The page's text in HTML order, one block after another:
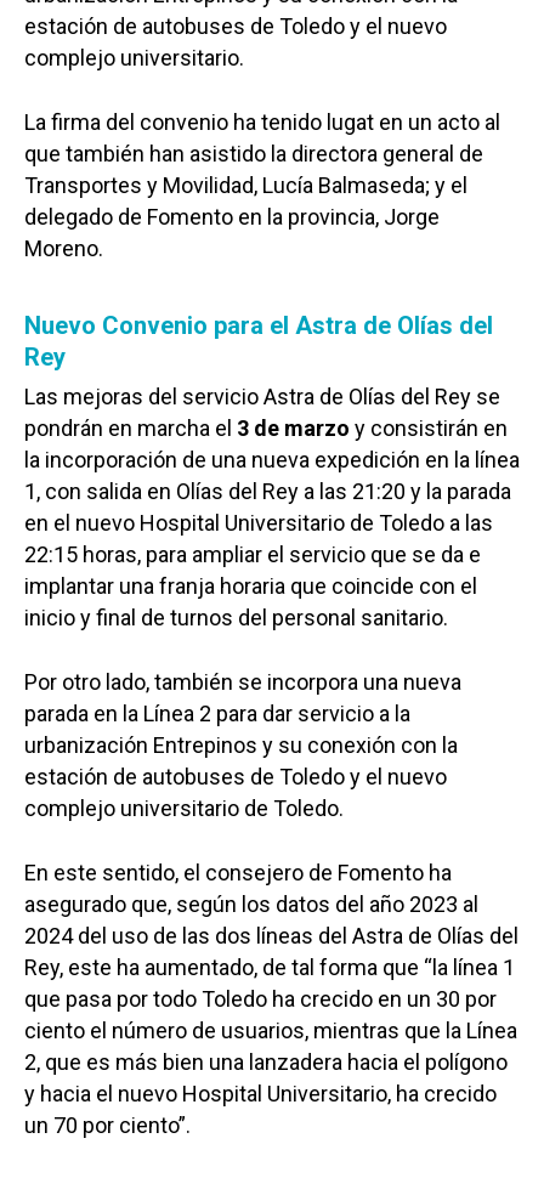
estación de autobuses de Toledo y el nuevo
complejo universitario.
La firma del convenio ha tenido lugat en un acto al
que también han asistido la directora general de
Transportes y Movilidad, Lucía Balmaseda; y el
delegado de Fomento en la provincia, Jorge
Moreno.
Nuevo Convenio para el Astra de Olías del
Rey
Las mejoras del servicio Astra de Olías del Rey se
pondrán en marcha el 3 de marzo y consistirán en
la incorporación de una nueva expedición en la línea
1, con salida en Olías del Rey a las 21:20 y la parada
en el nuevo Hospital Universitario de Toledo a las
22:15 horas, para ampliar el servicio que se da e
implantar una franja horaria que coincide con el
inicio y final de turnos del personal sanitario.
Por otro lado, también se incorpora una nueva
parada en la Línea 2 para dar servicio a la
urbanización Entrepinos y su conexión con la
estación de autobuses de Toledo y el nuevo
complejo universitario de Toledo.
En este sentido, el consejero de Fomento ha
asegurado que, según los datos del año 2023 al
2024 del uso de las dos líneas del Astra de Olías del
Rey, este ha aumentado, de tal forma que “la línea 1
que pasa por todo Toledo ha crecido en un 30 por
ciento el número de usuarios, mientras que la Línea
2, que es más bien una lanzadera hacia el polígono
y hacia el nuevo Hospital Universitario, ha crecido
un 70 por ciento”.